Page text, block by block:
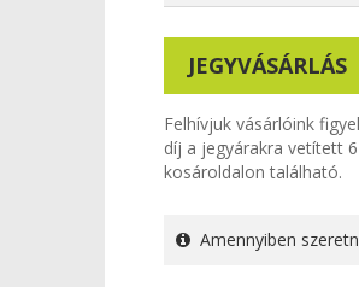
JEGYVÁSÁRLÁS
Felhívjuk vásárlóink
díj a jegyárakra vetített
kosároldalon található.
Amennyiben